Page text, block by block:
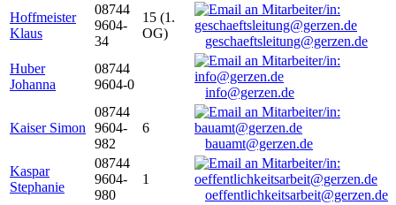
Hoffmeister
Klaus
08744
9604-
34
15 (1.
OG)
geschaeftsleitung@gerzen.de
Huber
Johanna
08744
9604-0
info@gerzen.de
Kaiser Simon
08744
9604-
982
6
bauamt@gerzen.de
Kaspar
Stephanie
08744
9604-
980
1
oeffentlichkeitsarbeit@gerzen.de